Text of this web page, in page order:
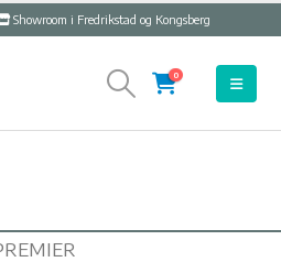
Showroom i Fredrikstad og Kongsberg
0